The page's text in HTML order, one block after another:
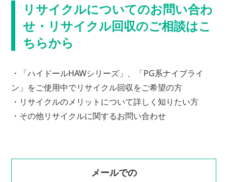
リサイクルについてのお問い合わ
せ・リサイクル回収のご相談はこ
ちらから
・「ハイドールHAWシリーズ」、「PG系ナイブライ
ン」をご使用中でリサイクル回収をご希望の方
・リサイクルのメリットについて詳しく知りたい方
・その他リサイクルに関するお問い合わせ
メールでの